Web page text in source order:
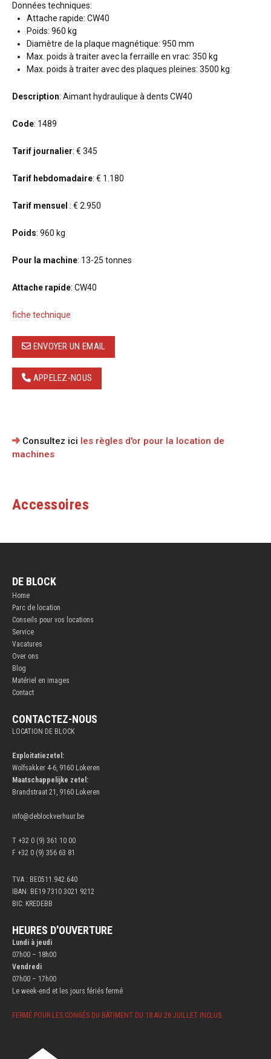
Données techniques:
Attache rapide: CW40
Poids: 960 kg
Diamètre de la plaque magnétique: 950 mm
Max. poids à traiter avec la ferraille en vrac: 350 kg
Max. poids à traiter avec des plaques pleines: 3500 kg
Description: Aimant hydraulique à dents CW40
Code: 1489
Tarif journalier: € 345
Tarif hebdomadaire: € 1.180
Tarif mensuel : € 2.950
Poids: 960 kg
Pour la machine: 13-25 tonnes
Attache rapide: CW40
fiche technique
ENVOYER UN EMAIL
APPELEZ-NOUS
Consultez ici les règles d'or pour la location de
machines
Accessoires
DE BLOCK
Home
Parc de location
Conseils pour vos locations
Service
Vacatures
Over ons
Blog
Matériel en images
Contact
CONTACTEZ-NOUS
LOCATION DE BLOCK
Exploitatiezetel:
Wolfsakker 4-6, 9160 Lokeren
Maatschappelijke zetel:
Brandstraat 21, 9160 Lokeren
info@deblockverhuur.be
T +32 0 (9) 361 10 00
F +32 0 (9) 356 63 81
TVA : BE0511.942.640
IBAN: BE19 7310 3021 9212
BIC: KREDEBB
HEURES D'OUVERTURE
Lundi à jeudi
07h00 – 18h00
Vendredi
07h00 – 17h00
Le week-end et les jours fériés fermé
FERMÉ POUR LES CONGÉS DU BÂTIMENT DU 18 AU 26 JUILLET INCLUS.